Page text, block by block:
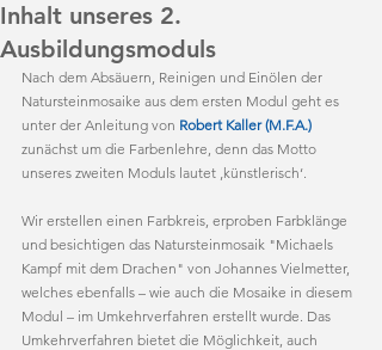
Inhalt unseres 2.
Ausbildungsmoduls
Nach dem Absäuern, Reinigen und Einölen der
Natursteinmosaike aus dem ersten Modul geht es
unter der Anleitung von Robert Kaller (M.F.A.)
zunächst um die Farbenlehre, denn das Motto
unseres zweiten Moduls lautet ‚künstlerisch‘.
Wir erstellen einen Farbkreis, erproben Farbklänge
und besichtigen das Natursteinmosaik "Michaels
Kampf mit dem Drachen" von Johannes Vielmetter,
welches ebenfalls – wie auch die Mosaike in diesem
Modul – im Umkehrverfahren erstellt wurde. Das
Umkehrverfahren bietet die Möglichkeit, auch